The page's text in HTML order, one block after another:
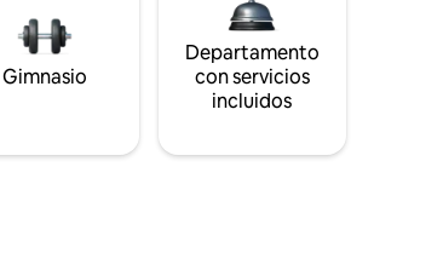
Gimnasio
Departamento
con servicios
incluidos